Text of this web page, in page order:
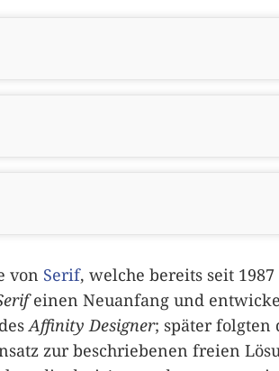
von Serif, welche bereits seit
einen Neuanfang und
Affinity Designer; später folgten
zur beschriebenen freien